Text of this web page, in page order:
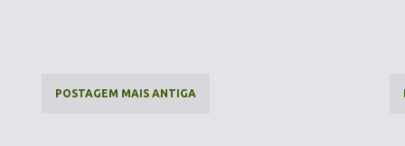
POSTAGEM MAIS ANTIGA